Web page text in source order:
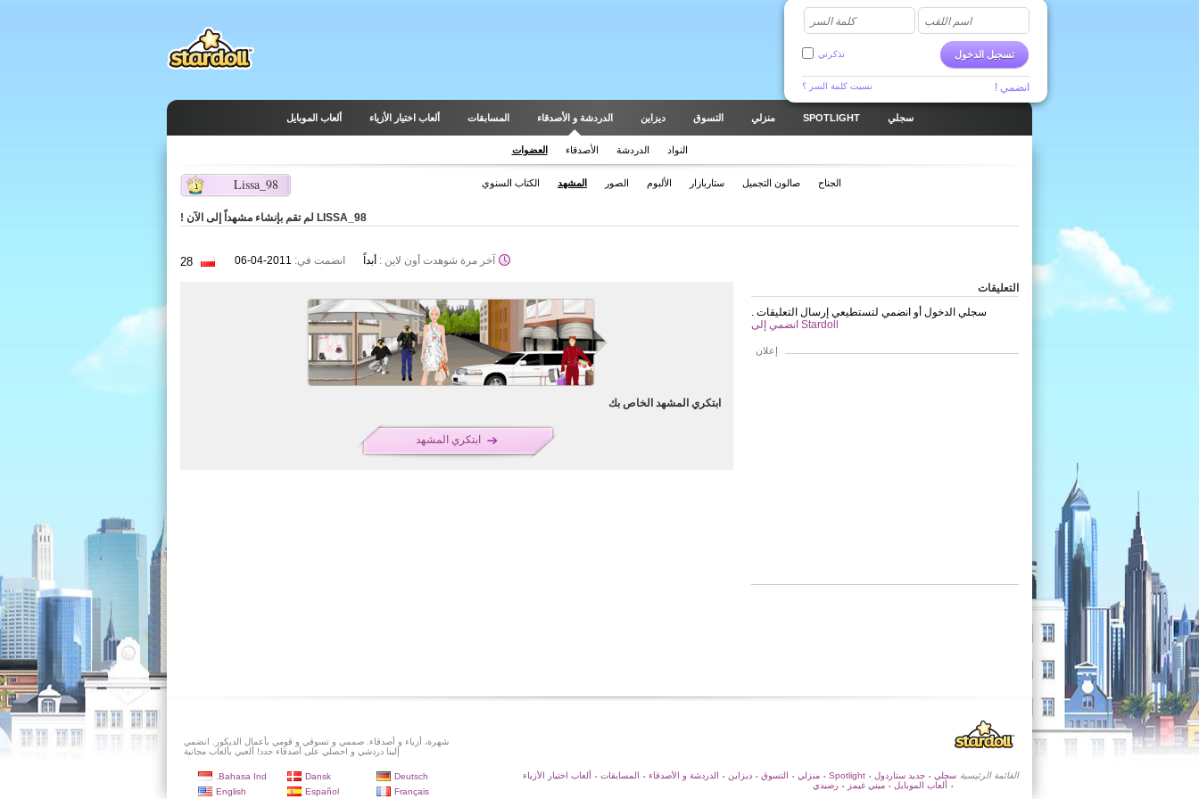
اسم اللقب كلمة السر
تسجيل الدخول تذكرني
نسيت كلمة السر ؟ انضمي !
سجلي SPOTLIGHT منزلي التسوق ديزاين الدردشة و الأصدقاء المسابقات ألعاب اختيار الأزياء ألعاب الموبايل
النواد الدردشة الأصدقاء العضوات
Lissa_98
1 الجناح صالون التجميل ستاربازار الألبوم الصور المشهد الكتاب السنوي
LISSA_98 لم تقم بإنشاء مشهداً إلى الآن !
28 انضمت في: آخر مرة شوهدت أون لاين : أبداً
ابتكري المشهد الخاص بك
ابتكري المشهد
التعليقات
. سجلي الدخول أو انضمي لتستطيعي إرسال التعليقات
انضمي إلى Stardoll
إعلان
شهرة، أزياء و أصدقاء. صممي و تسوقي و قومي بأعمال الديكور. انضمي
إلينا دردشي و احصلي على أصدقاء جدد! ألعبي بألعاب مجانية
القائمة الرئيسية سجلي • جديد ستاردول •
Spotlight
• منزلي • التسوق • ديزاين • الدردشة و الأصدقاء • المسابقات • ألعاب اختيار الأزياء
• ألعاب الموبايل • ميني غيمز • رصيدي
Bahasa Ind. Dansk
Deutsch
English
Español Français